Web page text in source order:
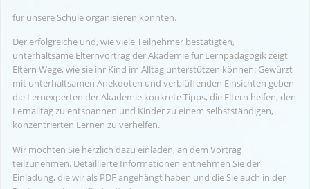
für unsere Schule organisieren konnten.
Der erfolgreiche und, wie viele Teilnehmer bestätigten,
unterhaltsame Elternvortrag der Akademie für Lernpädagogik zeigt
Eltern Wege, wie sie ihr Kind im Alltag unterstützen können: Gewürzt
mit unterhaltsamen Anekdoten und verblüffenden Einsichten geben
die Lernexperten der Akademie konkrete Tipps, die Eltern helfen, den
Lernalltag zu entspannen und Kinder zu einem selbstständigen,
konzentrierten Lernen zu verhelfen.
Wir möchten Sie herzlich dazu einladen, an dem Vortrag
teilzunehmen. Detaillierte Informationen entnehmen Sie der
Einladung, die wir als PDF angehängt haben und die Sie auch in der